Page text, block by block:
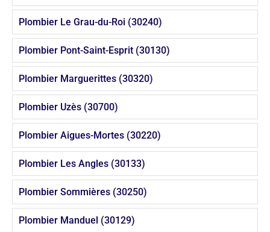
Plombier Le Grau-du-Roi (30240)
Plombier Pont-Saint-Esprit (30130)
Plombier Marguerittes (30320)
Plombier Uzès (30700)
Plombier Aigues-Mortes (30220)
Plombier Les Angles (30133)
Plombier Sommières (30250)
Plombier Manduel (30129)